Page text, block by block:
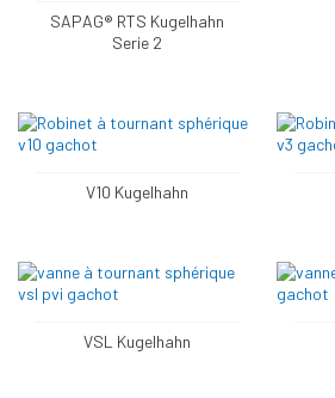
SAPAG® RTS Kugelhahn
Serie 2
V10 Kugelhahn
VSL Kugelhahn